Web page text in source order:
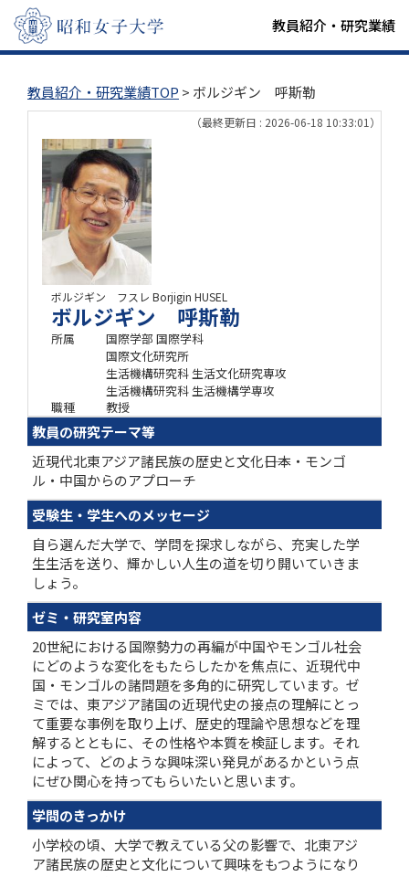
教員紹介・研究業績
教員紹介・研究業績TOP > ボルジギン 呼斯勒
（最終更新日 : 2026-06-18 10:33:01）
ボルジギン フスレ Borjigin HUSEL
ボルジギン 呼斯勒
所属
国際学部 国際学科
国際文化研究所
生活機構研究科 生活文化研究専攻
生活機構研究科 生活機構学専攻
職種
教授
教員の研究テーマ等
近現代北東アジア諸民族の歴史と文化――日本・モンゴ
ル・中国からのアプローチ
受験生・学生へのメッセージ
自ら選んだ大学で、学問を探求しながら、充実した学
生生活を送り、輝かしい人生の道を切り開いていきま
しょう。
ゼミ・研究室内容
20世紀における国際勢力の再編が中国やモンゴル社会
にどのような変化をもたらしたかを焦点に、近現代中
国・モンゴルの諸問題を多角的に研究しています。ゼ
ミでは、東アジア諸国の近現代史の接点の理解にとっ
て重要な事例を取り上げ、歴史的理論や思想などを理
解するとともに、その性格や本質を検証します。それ
によって、どのような興味深い発見があるかという点
にぜひ関心を持ってもらいたいと思います。
学問のきっかけ
小学校の頃、大学で教えている父の影響で、北東アジ
ア諸民族の歴史と文化について興味をもつようになり